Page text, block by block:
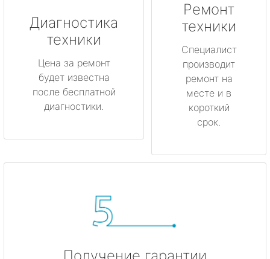
Диагностика
техники
Цена за ремонт
будет известна
после бесплатной
диагностики.
Ремонт
техники
Специалист
производит
ремонт на
месте и в
короткий
срок.